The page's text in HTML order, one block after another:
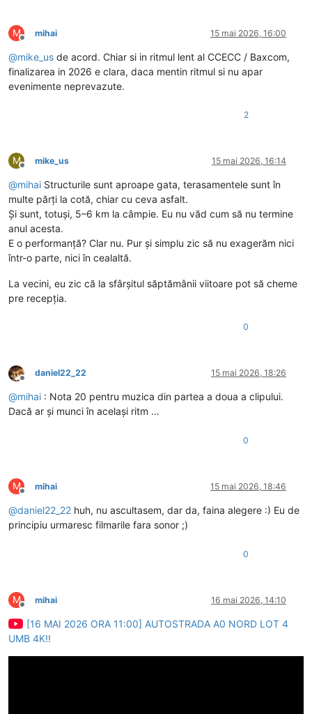
M
Deconectat
mihai 15 mai 2026, 16:00
@mike_us de acord. Chiar si in ritmul lent al CCECC / Baxcom,
finalizarea in 2026 e clara, daca mentin ritmul si nu apar
evenimente neprevazute.
2
M
Deconectat
mike_us 15 mai 2026, 16:14
@mihai Structurile sunt aproape gata, terasamentele sunt în
multe părți la cotă, chiar cu ceva asfalt.
Și sunt, totuși, 5–6 km la câmpie. Eu nu văd cum să nu termine
anul acesta.
E o performanță? Clar nu. Pur și simplu zic să nu exagerăm nici
într-o parte, nici în cealaltă.
La vecini, eu zic că la sfârșitul săptămânii viitoare pot să cheme
pre recepția.
0
Deconectat
daniel22_22 15 mai 2026, 18:26
@mihai : Nota 20 pentru muzica din partea a doua a clipului.
Dacă ar și munci în același ritm …
0
M
Deconectat
mihai 15 mai 2026, 18:46
@daniel22_22 huh, nu ascultasem, dar da, faina alegere :) Eu de
principiu urmaresc filmarile fara sonor ;)
0
M
Deconectat
mihai 16 mai 2026, 14:10
[16 MAI 2026 ORA 11:00] AUTOSTRADA A0 NORD LOT 4
UMB 4K!!